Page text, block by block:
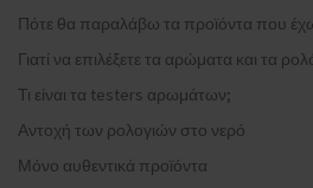
Πότε θα παραλάβω τα προϊόντα που
Γιατί να επιλέξετε τα αρώματα και τα
Τι είναι τα testers αρωμάτων;
Αντοχή των ρολογιών στο νερό
Μόνο αυθεντικά προϊόντα